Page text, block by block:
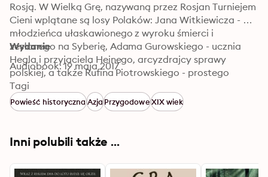
Rosją. W Wielką Grę, nazywaną przez Rosjan Turniejem
Cieni wplątane są losy Polaków: Jana Witkiewicza -
młodzieńca ułaskawionego z wyroku śmierci i
zesłanego na Syberię, Adama Gurowskiego - ucznia
Hegla i przyjaciela Heinego, arcyzdrajcy sprawy
polskiej, a także Rufina Piotrowskiego - prostego
żołnierza i najsłynniejszego uciekiniera z syberyjskiej
katorgi. W śniegach Syberii, na gorących piaskach
afgańskich pustyń i wybrzeżach Morza Czarnego trwa
pociąga za sznurki marionetek. Fascynująca opowieść
o Polsce. O ludzkich losach, przeznaczeniu, zdradach i
Wydanie
Audiobook: 19 maja 2017
Tagi
Powieść historycznaAzjaPrzygodoweXIX wiek
Inni polubili także ...